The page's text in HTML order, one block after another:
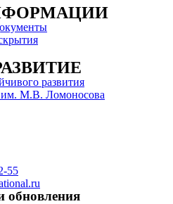
развития
М.В. Ломоносова
55
обновления